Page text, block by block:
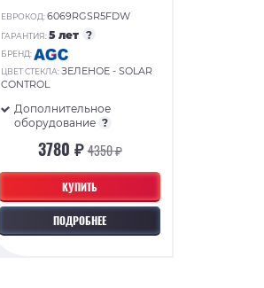
КУПИТЬ
ПОДРОБНЕЕ
ЕВРОКОД:6069RGSR5FDW
ГАРАНТИЯ:5 лет ?
БРЕНД:
ЦВЕТ СТЕКЛА:ЗЕЛЕНОЕ - SOLAR
CONTROL
Дополнительное
оборудование ?
3780 ₽4350 ₽